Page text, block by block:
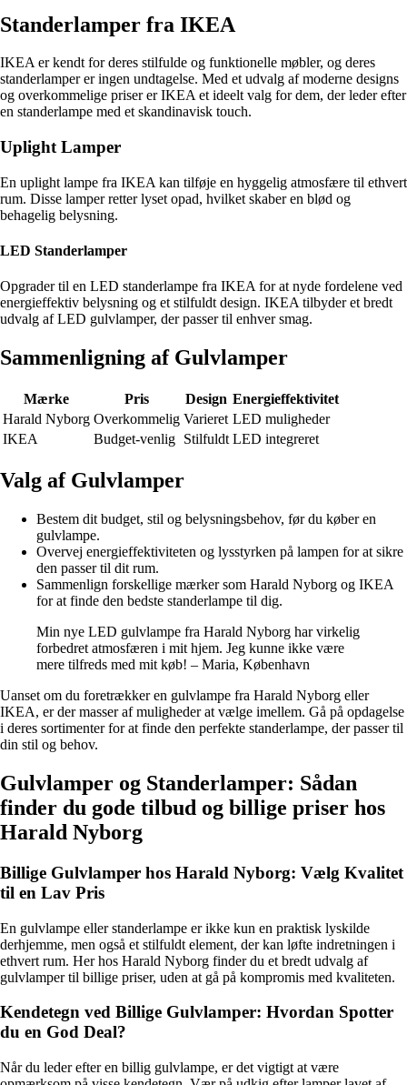
Standerlamper fra IKEA
IKEA er kendt for deres stilfulde og funktionelle møbler, og deres
standerlamper er ingen undtagelse. Med et udvalg af moderne designs
og overkommelige priser er IKEA et ideelt valg for dem, der leder efter
en standerlampe med et skandinavisk touch.
Uplight Lamper
En uplight lampe fra IKEA kan tilføje en hyggelig atmosfære til ethvert
rum. Disse lamper retter lyset opad, hvilket skaber en blød og
behagelig belysning.
LED Standerlamper
Opgrader til en LED standerlampe fra IKEA for at nyde fordelene ved
energieffektiv belysning og et stilfuldt design. IKEA tilbyder et bredt
udvalg af LED gulvlamper, der passer til enhver smag.
Sammenligning af Gulvlamper
Mærke Pris Design Energieffektivitet
Harald Nyborg Overkommelig Varieret LED muligheder
IKEA
Budget-venlig Stilfuldt LED integreret
Valg af Gulvlamper
Bestem dit budget, stil og belysningsbehov, før du køber en
gulvlampe.
Overvej energieffektiviteten og lysstyrken på lampen for at sikre
den passer til dit rum.
Sammenlign forskellige mærker som Harald Nyborg og IKEA
for at finde den bedste standerlampe til dig.
Min nye LED gulvlampe fra Harald Nyborg har virkelig
forbedret atmosfæren i mit hjem. Jeg kunne ikke være
mere tilfreds med mit køb! – Maria, København
Uanset om du foretrækker en gulvlampe fra Harald Nyborg eller
IKEA, er der masser af muligheder at vælge imellem. Gå på opdagelse
i deres sortimenter for at finde den perfekte standerlampe, der passer til
din stil og behov.
Gulvlamper og Standerlamper: Sådan
finder du gode tilbud og billige priser hos
Harald Nyborg
Billige Gulvlamper hos Harald Nyborg: Vælg Kvalitet
til en Lav Pris
En gulvlampe eller standerlampe er ikke kun en praktisk lyskilde
derhjemme, men også et stilfuldt element, der kan løfte indretningen i
ethvert rum. Her hos Harald Nyborg finder du et bredt udvalg af
gulvlamper til billige priser, uden at gå på kompromis med kvaliteten.
Kendetegn ved Billige Gulvlamper: Hvordan Spotter
du en God Deal?
Når du leder efter en billig gulvlampe, er det vigtigt at være